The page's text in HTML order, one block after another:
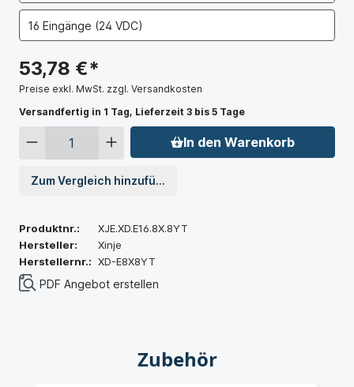
53,78 €*
Preise exkl. MwSt. zzgl. Versandkosten
Versandfertig in 1 Tag, Lieferzeit 3 bis 5 Tage
16 Eingänge (24 VDC)
In den Warenkorb
Zum Vergleich hinzufügen
Produktnr.:
XJE.XD.E16.8X.8YT
Hersteller:
Xinje
Herstellernr.: XD-E8X8YT
PDF Angebot erstellen
Zubehör